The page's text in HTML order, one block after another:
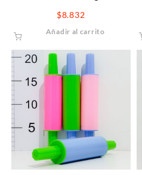
$8.832
Añadir al carrito